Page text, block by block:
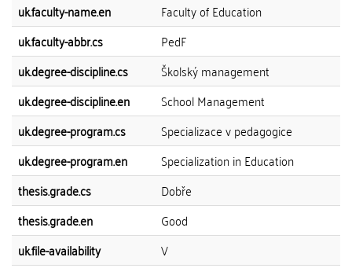
uk.faculty-name.en
Faculty of Education
uk.faculty-abbr.cs
PedF
uk.degree-discipline.cs
Školský management
uk.degree-discipline.en
School Management
uk.degree-program.cs
Specializace v pedagogice
uk.degree-program.en
Specialization in Education
thesis.grade.cs
Dobře
thesis.grade.en
Good
uk.file-availability
V